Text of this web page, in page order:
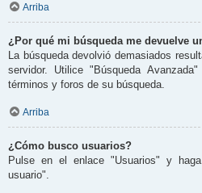
Arriba
¿Por qué mi búsqueda me devuelve
La búsqueda devolvió demasiados
servidor. Utilice "Búsqueda
términos y foros de su búsqueda.
Arriba
¿Cómo busco usuarios?
Pulse en el enlace "Usuarios" y
usuario".